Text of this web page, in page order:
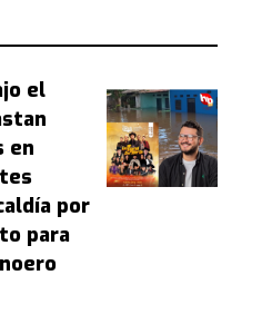
el
en
por
para